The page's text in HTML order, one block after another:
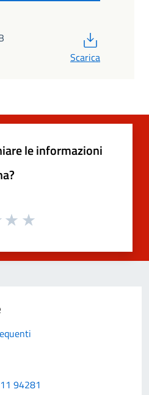
Scarica
le informazioni
94281